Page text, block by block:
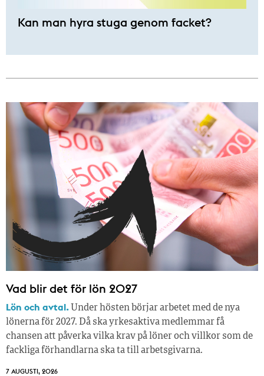
Kan man hyra stuga genom facket?
Vad blir det för lön 2027
Lön och avtal. Under hösten börjar arbetet med de nya
lönerna för 2027. Då ska yrkesaktiva medlemmar få
chansen att påverka vilka krav på löner och villkor som de
fackliga förhandlarna ska ta till arbetsgivarna.
7 AUGUSTI, 2026